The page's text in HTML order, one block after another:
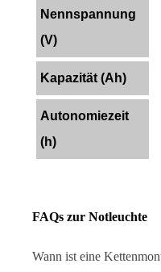
Nennspannung
(V)
Kapazität (Ah)
Autonomiezeit
(h)
FAQs zur Notleuchte
Wann ist eine